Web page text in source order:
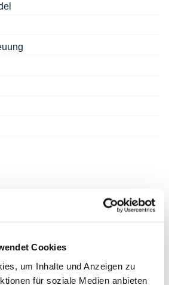
Cookies
um Inhalte und Anzeigen zu
für soziale Medien anbieten